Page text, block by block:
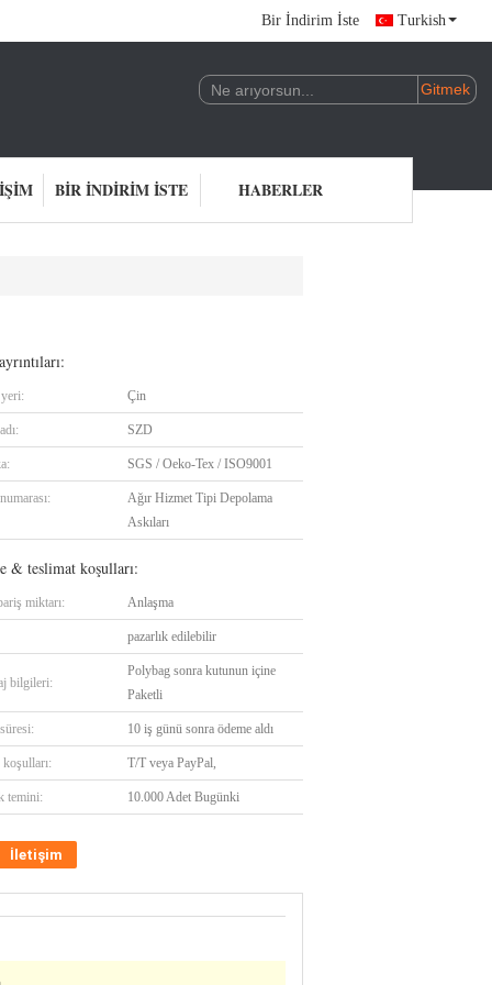
Bir İndirim İste Turkish
BIR İNDIRIM İSTE HABERLER
Çin
SZD
SGS / Oeko-Tex / ISO9001
Ağır Hizmet Tipi Depolama
Askıları
& teslimat koşulları:
miktarı: Anlaşma
pazarlık edilebilir
bilgileri:
Polybag sonra kutunun içine
Paketli
10 iş günü sonra ödeme aldı
T/T veya PayPal,
temini: 10.000 Adet Bugünki
İletişim